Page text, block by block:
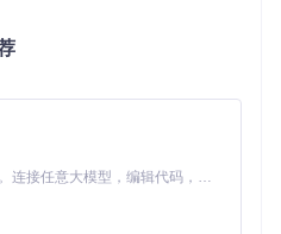
程只需四个核心节点，无需复
）
Claude Code 的开源替代方案。连接任意大模型，编辑代码，运行命令，自动验证 — 全自动执行。用 Rust 构建，极致性能。 ｜ An open-source alternative to Claude Code. Connect any LLM, edit code, run commands, and verify changes — autonomously. Built in Rust for speed. Get Started